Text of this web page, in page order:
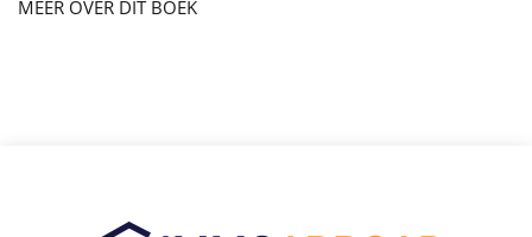
MEER OVER DIT BOEK